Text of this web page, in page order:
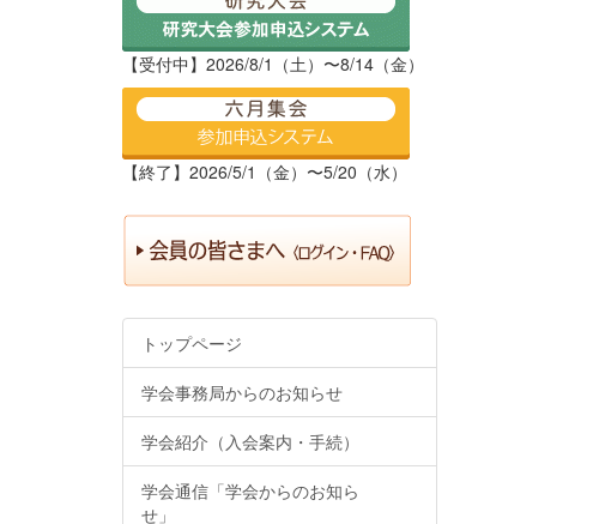
【受付中】2026/8/1（土）〜8/14（金）
【終了】2026/5/1（金）〜5/20（水）
トップページ
学会事務局からのお知らせ
学会紹介（入会案内・手続）
学会通信「学会からのお知ら
せ」